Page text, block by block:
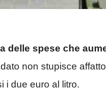
delle spese che
non stupisce
i due euro al litro.